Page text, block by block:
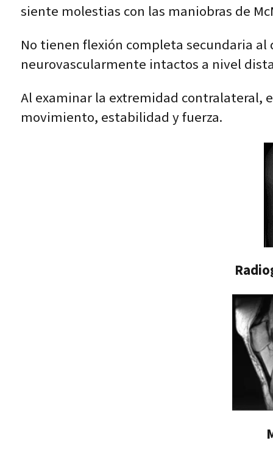
siente molestias con las maniobras de
No tienen flexión completa secundaria
neurovascularmente intactos a nivel
Al examinar la extremidad contralateral,
movimiento, estabilidad y fuerza.